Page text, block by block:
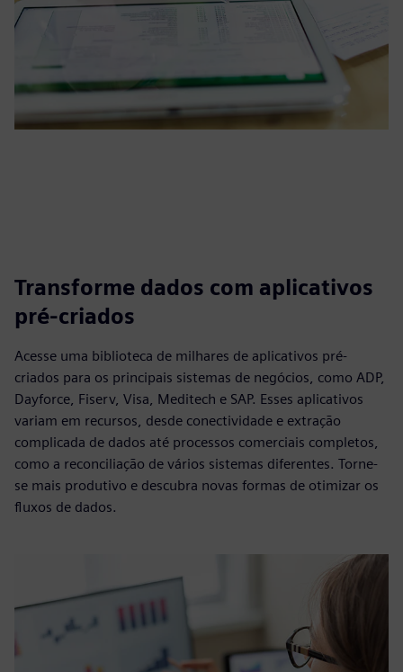
Transforme dados com aplicativos
pré-criados
Acesse uma biblioteca de milhares de aplicativos pré-
criados para os principais sistemas de negócios, como ADP,
Dayforce, Fiserv, Visa, Meditech e SAP. Esses aplicativos
variam em recursos, desde conectividade e extração
complicada de dados até processos comerciais completos,
como a reconciliação de vários sistemas diferentes. Torne-
se mais produtivo e descubra novas formas de otimizar os
fluxos de dados.